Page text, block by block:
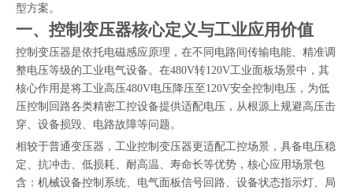
型方案。
一、控制变压器核心定义与工业应用价值
控制变压器是依托电磁感应原理，在不同电路间传输电能、精准调
整电压等级的工业电气设备。在480V转120V工业面板场景中，其
核心作用是将工业高压480V电压降压至120V安全控制电压，为低
压控制回路各类精密工控设备提供适配电压，从根源上规避高压击
穿、设备损毁、电路故障等问题。
相较于普通变压器，工业控制变压器更适配工控场景，具备电压稳
定、抗冲击、低损耗、耐高温、寿命长等优势，核心应用场景包
含：机械设备控制系统、电气面板信号回路、设备状态指示灯、局